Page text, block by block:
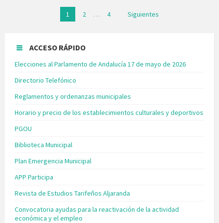
1 2 … 4 Siguientes
ACCESO RÁPIDO
Elecciones al Parlamento de Andalucía 17 de mayo de 2026
Directorio Telefónico
Reglamentos y ordenanzas municipales
Horario y precio de los establecimientos culturales y deportivos
PGOU
Biblioteca Municipal
Plan Emergencia Municipal
APP Participa
Revista de Estudios Tarifeños Aljaranda
Convocatoria ayudas para la reactivación de la actividad
económica y el empleo